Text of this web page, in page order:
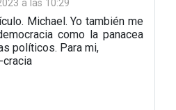
a las 10:29
Michael. Yo también me
como la panacea
políticos. Para mi,
cracia